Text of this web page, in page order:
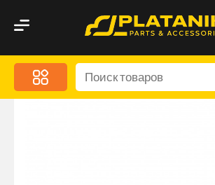
Меню
Акционные предложения